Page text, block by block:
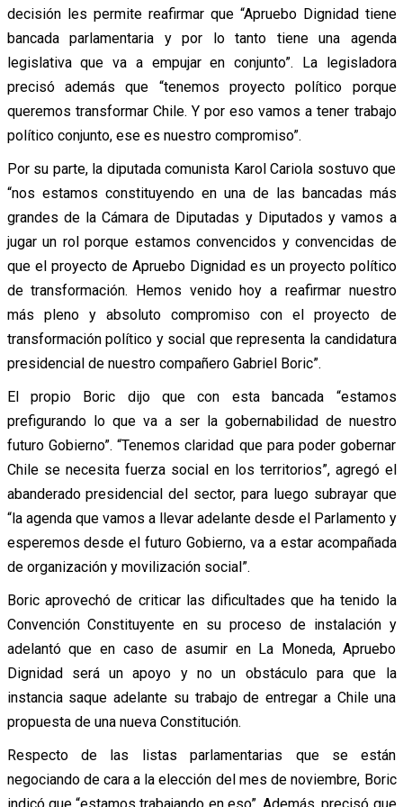
decisión les permite reafirmar que “Apruebo Dignidad tiene
bancada parlamentaria y por lo tanto tiene una agenda
legislativa que va a empujar en conjunto”. La legisladora
precisó además que “tenemos proyecto político porque
queremos transformar Chile. Y por eso vamos a tener trabajo
político conjunto, ese es nuestro compromiso”.
Por su parte, la diputada comunista Karol Cariola sostuvo que
“nos estamos constituyendo en una de las bancadas más
grandes de la Cámara de Diputadas y Diputados y vamos a
jugar un rol porque estamos convencidos y convencidas de
que el proyecto de Apruebo Dignidad es un proyecto político
de transformación. Hemos venido hoy a reafirmar nuestro
más pleno y absoluto compromiso con el proyecto de
transformación político y social que representa la candidatura
presidencial de nuestro compañero Gabriel Boric”.
El propio Boric dijo que con esta bancada “estamos
prefigurando lo que va a ser la gobernabilidad de nuestro
futuro Gobierno”. “Tenemos claridad que para poder gobernar
Chile se necesita fuerza social en los territorios”, agregó el
abanderado presidencial del sector, para luego subrayar que
“la agenda que vamos a llevar adelante desde el Parlamento y
esperemos desde el futuro Gobierno, va a estar acompañada
de organización y movilización social”.
Boric aprovechó de criticar las dificultades que ha tenido la
Convención Constituyente en su proceso de instalación y
adelantó que en caso de asumir en La Moneda, Apruebo
Dignidad será un apoyo y no un obstáculo para que la
instancia saque adelante su trabajo de entregar a Chile una
propuesta de una nueva Constitución.
Respecto de las listas parlamentarias que se están
negociando de cara a la elección del mes de noviembre, Boric
indicó que “estamos trabajando en eso”. Además, precisó que